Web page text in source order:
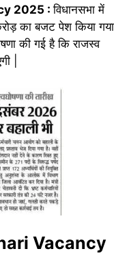
2025 :विधानसभा में
का बजट पेश किया गया
की गई है कि राजस्व
|
Vacancy